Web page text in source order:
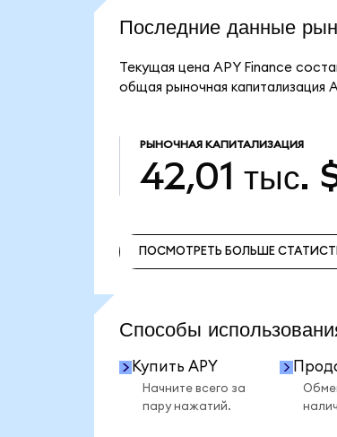
Последние данные
Текущая цена APY Finance
общая рыночная капитализация
РЫНОЧНАЯ КАПИТАЛИЗАЦИЯ
42,01 тыс.
ПОСМОТРЕТЬ БОЛЬШЕ
Способы
Купить APY
Начните всего за
пару нажатий.